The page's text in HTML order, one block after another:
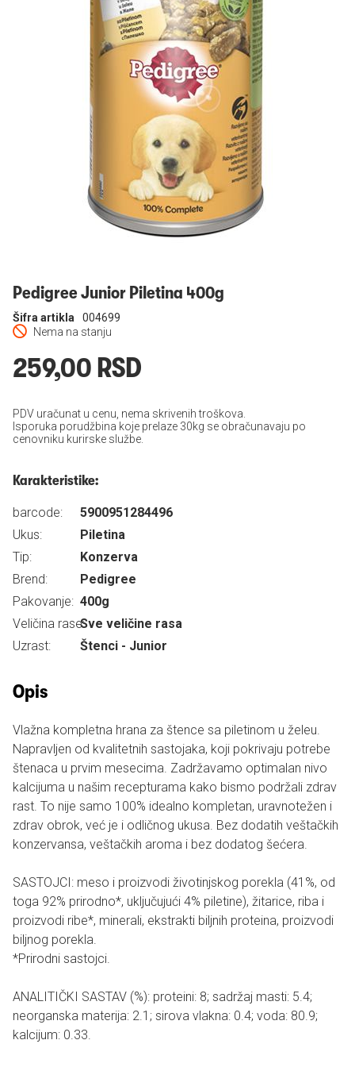
Pedigree Junior Piletina 400g
Nema na stanju
Šifra artikla 004699
259,00 RSD
PDV uračunat u cenu, nema skrivenih troškova.
Isporuka porudžbina koje prelaze 30kg se obračunavaju po
cenovniku kurirske službe.
Karakteristike:
barcode:
5900951284496
Ukus:
Piletina
Tip:
Konzerva
Brend:
Pedigree
Pakovanje: 400g
Veličina rase:Sve veličine rasa
Uzrast:
Štenci - Junior
Opis
Vlažna kompletna hrana za štence sa piletinom u želeu.
Napravljen od kvalitetnih sastojaka, koji pokrivaju potrebe
štenaca u prvim mesecima. Zadržavamo optimalan nivo
kalcijuma u ​​našim recepturama kako bismo podržali zdrav
rast. To nije samo 100% idealno kompletan, uravnotežen i
zdrav obrok, već je i odličnog ukusa. Bez dodatih veštačkih
konzervansa, veštačkih aroma i bez dodatog šećera.
SASTOJCI: meso i proizvodi životinjskog porekla (41%, od
toga 92% prirodno*, uključujući 4% piletine), žitarice, riba i
proizvodi ribe*, minerali, ekstrakti biljnih proteina, proizvodi
biljnog porekla.
*Prirodni sastojci.
ANALITIČKI SASTAV (%): proteini: 8; sadržaj masti: 5.4;
neorganska materija: 2.1; sirova vlakna: 0.4; voda: 80.9;
kalcijum: 0.33.